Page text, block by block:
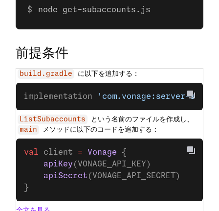
node get-subaccounts.js
前提条件
build.gradle に以下を追加する：
implementation 'com.vonage:server-
ListSubaccounts という名前のファイルを作成し、
main メソッドに以下のコードを追加する：
val client = Vonage {
    apiKey
(VONAGE_API_KEY)
    apiSecret
(VONAGE_API_SECRET)
}